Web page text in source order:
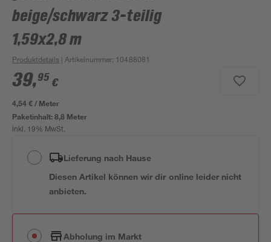
beige/schwarz 3-teilig
1,59x2,8 m
Produktdetails | Artikelnummer: 10488081
39,95 €
4,54 € / Meter
Paketinhalt:8,8 Meter
inkl. 19% MwSt.
Lieferung nach Hause
Diesen Artikel können wir dir online leider nicht
anbieten.
Abholung im Markt